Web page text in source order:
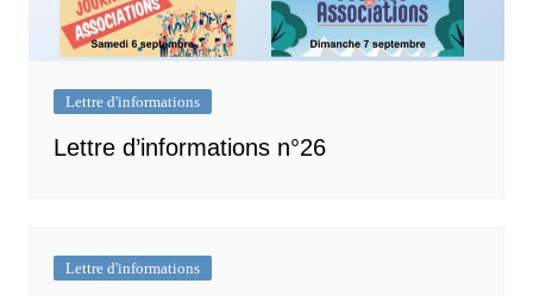
Lettre d'informations
Lettre d’informations n°26
Lettre d'informations